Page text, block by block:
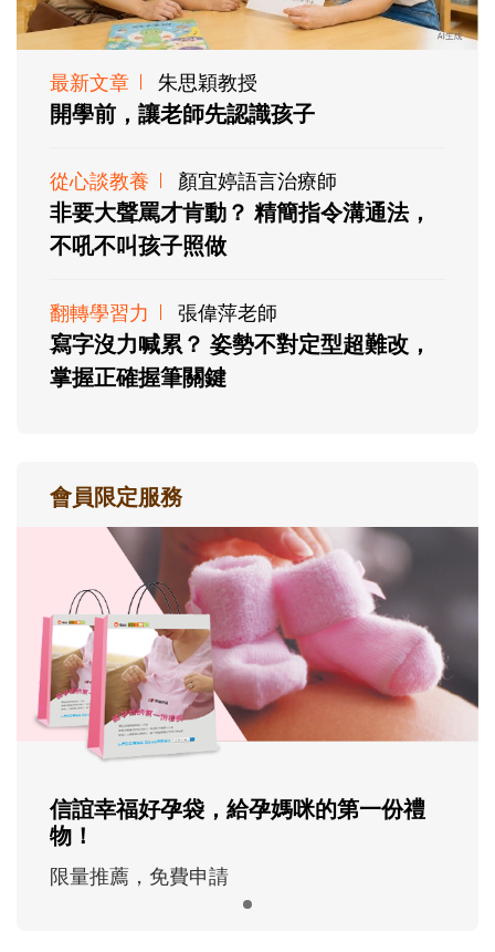
最新文章 朱思穎教授
開學前，讓老師先認識孩子
從心談教養 顏宜婷語言治療師
非要大聲罵才肯動？ 精簡指令溝通法，
不吼不叫孩子照做
翻轉學習力 張偉萍老師
寫字沒力喊累？ 姿勢不對定型超難改，
掌握正確握筆關鍵
會員限定服務
信誼幸福好孕袋，給孕媽咪的第一份禮
物！
限量推薦，免費申請